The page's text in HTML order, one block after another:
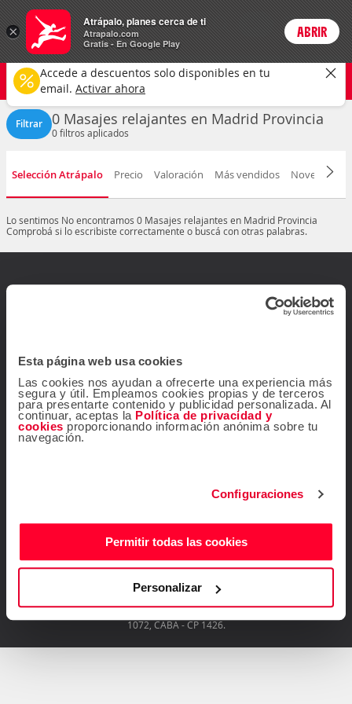
Esta página web usa cookies
Las cookies nos ayudan a ofrecerte una experiencia más
segura y útil. Empleamos cookies propias y de terceros
para presentarte contenido y publicidad personalizada. Al
continuar, aceptas la Política de privacidad y
cookies proporcionando información anónima sobre tu
navegación.
Configuraciones
Permitir todas las cookies
Personalizar
Actividades Precios enPeso
ARSCambiar moneda
Login
Madrid provincia
Masajes relajantes Cualquier fecha
CAMBIAR
Filtrar 0 Masajes relajantes en Madrid Provincia
0filtros aplicados
Selección Atrápalo Precio Valoración Más vendidos Novedad
Lo sentimos No encontramos 0 Masajes relajantes en Madrid Provincia
Comprobá si lo escribiste correctamente o buscá con otras palabras.
¿Dudas? Contactanos
Contacta con nosotros
app de Atrápalo
Operador Responsable ATRÁPALO Legajo 15.735 Atrápalo SRL Cabildo
1072, CABA - CP 1426.
×
Atrápalo, planes cerca de ti
Atrapalo.com
Gratis - En Google Play
ABRIR
Accede a descuentos solo disponibles en tu
email. Activar ahora